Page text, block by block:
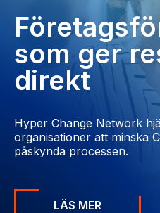
som ger
direkt
Hyper Change Network
organisationer att minska
påskynda processen.
LÄS MER